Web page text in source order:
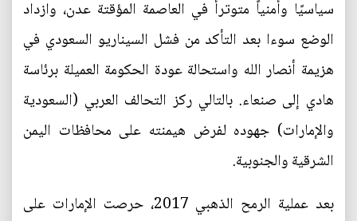
سياسيًا وأمنياً متوترأ في العاصمة المؤقتة عدن، وازداد
الوضع سوءا بعد التأكد من فشل السيناريو السعودي في
هزيمة أنصار الله واستحالة عودة الحكومة العميلة برئاسة
هادي إلى صنعاء. بالتالي ركز التحالف العربي (السعودية
والإمارات) جهوده لفرض هيمنته على محافظات اليمن
الشرقية والجنوبية.
بعد عملية الرمح الذهبي 2017، حرصت الإمارات على